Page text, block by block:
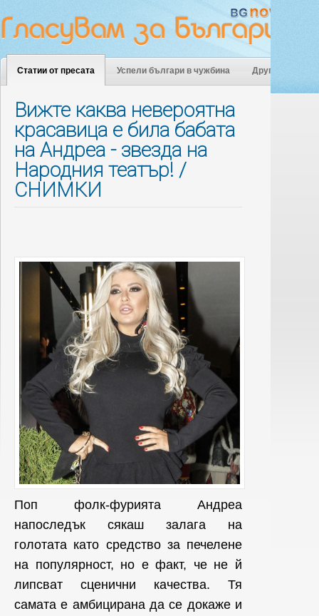
Статии от пресата Успели българи в чужбина Други
Вижте каква невероятна
красавица е била бабата
на Андреа - звезда на
Народния театър! /
СНИМКИ
Поп фолк-фурията Андреа
напоследък сякаш залага на
голотата като средство за печелене
на популярност, но е факт, че не й
липсват сценични качества. Тя
самата е амбицирана да се докаже и